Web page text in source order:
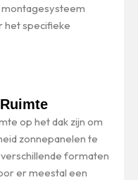
montagesysteem
het specifieke
op het dak zijn om
zonnepanelen te
formaten
er meestal een